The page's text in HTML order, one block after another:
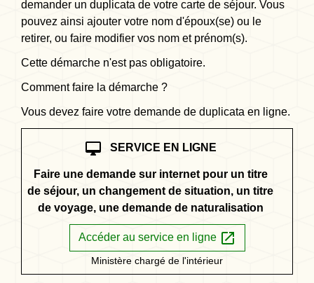
demander un duplicata de votre carte de séjour. Vous
pouvez ainsi ajouter votre nom d'époux(se) ou le
retirer, ou faire modifier vos nom et prénom(s).
Cette démarche n'est pas obligatoire.
Comment faire la démarche ?
Vous devez faire votre demande de duplicata en ligne.
desktop_mac SERVICE EN LIGNE
Faire une demande sur internet pour un titre
de séjour, un changement de situation, un titre
de voyage, une demande de naturalisation
Accéder au service en ligne open_in_new
Ministère chargé de l'intérieur